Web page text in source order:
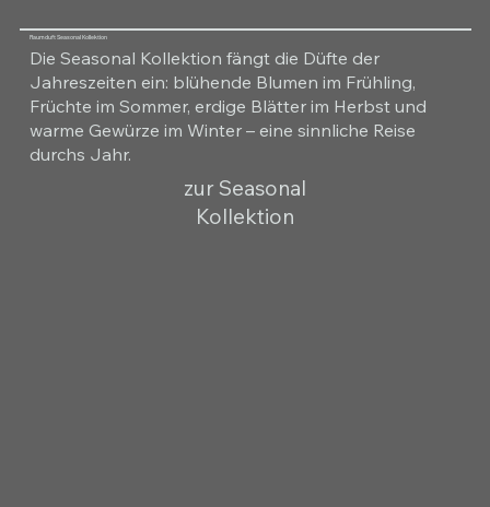
Raumduft Seasonal Kollektion
Die Seasonal Kollektion fängt die Düfte der
Jahreszeiten ein: blühende Blumen im Frühling,
Früchte im Sommer, erdige Blätter im Herbst und
warme Gewürze im Winter – eine sinnliche Reise
durchs Jahr.
zur Seasonal
Kollektion